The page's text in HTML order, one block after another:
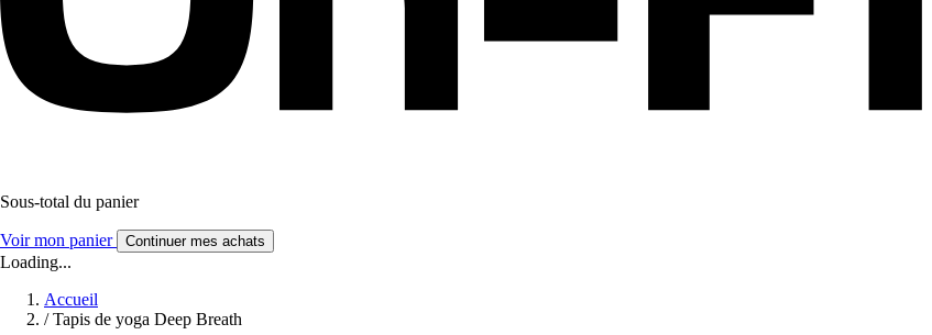
Sous-total du panier
Voir mon panier Continuer mes achats
Loading...
Accueil
/ Tapis de yoga Deep Breath